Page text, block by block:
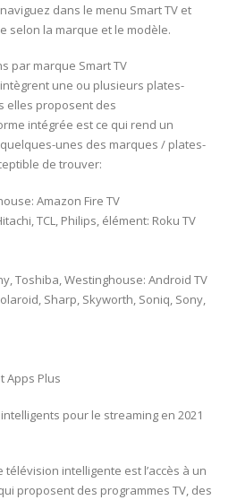
dans le menu Smart TV et
selon la marque et le modèle.
par marque Smart TV
une ou plusieurs plates-
elles proposent des
intégrée est ce qui rend un
unes des marques / plates-
de trouver:
Amazon Fire TV
TCL, Philips, élément: Roku TV
Toshiba, Westinghouse: Android TV
Sharp, Skyworth, Soniq, Sony,
Apps Plus
pour le streaming en 2021
télévision intelligente est l’accès à un
proposent des programmes TV, des